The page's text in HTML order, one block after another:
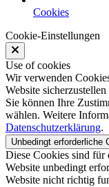
Cookies
Cookie-Einstellungen
Use of cookies
Wir verwenden
Website
Sie können Ihre
wählen. Weitere
Datenschutzerklärung.
Unbedingt erforderliche
Diese Cookies sind für
Website unbedingt
Website nicht richtig